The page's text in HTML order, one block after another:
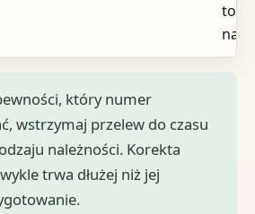
to
który numer
wstrzymaj przelew do czasu
należności. Korekta
trwa dłużej niż jej